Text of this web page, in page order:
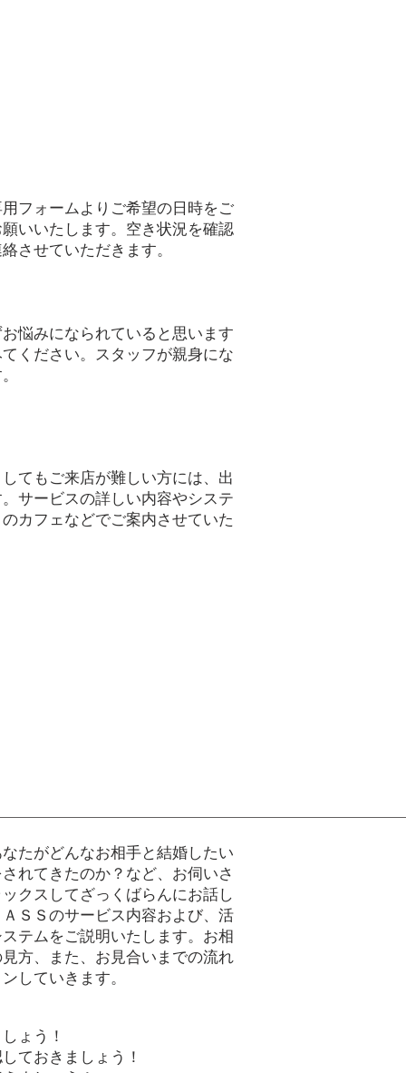
フォームよりご希望の日時をご
いいたします。 空き状況を確認
させていただきます。
悩みになられていると思います
ください。スタッフが親身にな
てもご来店が難しい方には、出
サービスの詳しい内容やシステ
カフェなどでご案内させていた
たがどんなお相手と結婚したい
れてきたのか？など、お伺いさ
クスしてざっくばらんにお話し
ＳＳのサービス内容および、活
テムをご説明いたします。お相
方、また、お見合いまでの流れ
していきます。
ょう！
ておきましょう！